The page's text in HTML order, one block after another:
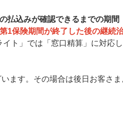
払込みが確認できるまでの期間
1保険期間が終了した後の継続
ト」では「窓口精算」に対応し
ます。その場合は後日お客さ